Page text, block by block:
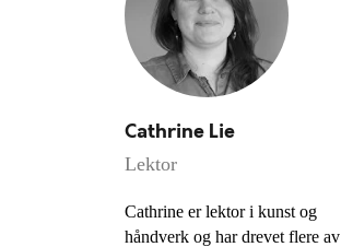
Cathrine Lie
Lektor
Cathrine er lektor i kunst og
håndverk og har drevet flere av